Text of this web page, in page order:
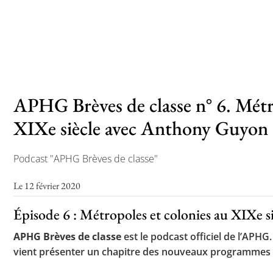
Toutes les actualités
Concours de recrutement
Concours scolaires
Conférences, tables rondes
APHG Brèves de classe n° 6.
XIXe siècle avec Anthony Guyon
Podcast "APHG Brèves de classe"
Le 12 février 2020
Épisode 6 : Métropoles et colonies au XIXe
APHG Brèves de classeest le podcast officiel de
vient présenter un chapitre des nouveaux programmes